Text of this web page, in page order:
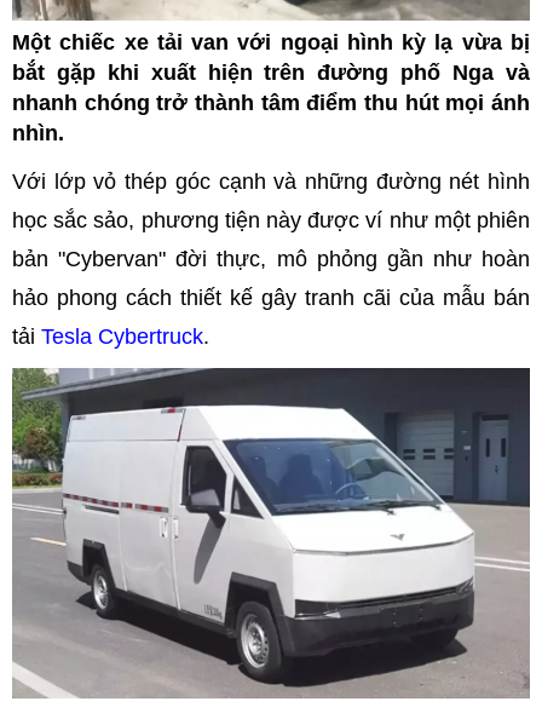
Một chiếc xe tải van với ngoại hình kỳ lạ vừa bị
bắt gặp khi xuất hiện trên đường phố Nga và
nhanh chóng trở thành tâm điểm thu hút mọi ánh
nhìn.
Với lớp vỏ thép góc cạnh và những đường nét hình
học sắc sảo, phương tiện này được ví như một phiên
bản "Cybervan" đời thực, mô phỏng gần như hoàn
hảo phong cách thiết kế gây tranh cãi của mẫu bán
tải Tesla Cybertruck.